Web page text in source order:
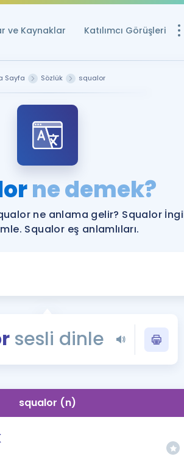
ve Kaynaklar Katılımcı Görüşleri
YDS ve YÖKDİL
Rehberlik Aracı
YDS ve YÖKDİL'e
Tüm ÖSYM
YDS - YÖKDİL
İngilizce Gramer
Sayfa Sözlük squalor
ne demek?
ne anlama gelir? Squalor
Squalor eş anlamlıları.
sesli dinle
squalor (n)